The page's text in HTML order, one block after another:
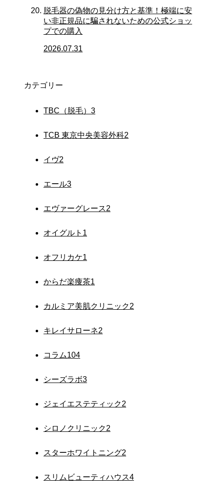
脱毛器の偽物の見分け方と基準！極端に安
い非正規品に騙されないための公式ショッ
プでの購入
2026.07.31
カテゴリー
TBC（脱毛） 3
TCB 東京中央美容外科2
イヴ2
エール3
エヴァーグレース2
オイグルト 1
オフリカケ1
からだ楽痩茶1
カルミア美肌クリニック2
キレイサローネ2
コラム104
シーズラボ3
ジェイエステティック2
シロノクリニック2
スターホワイトニング2
スリムビューティハウス4